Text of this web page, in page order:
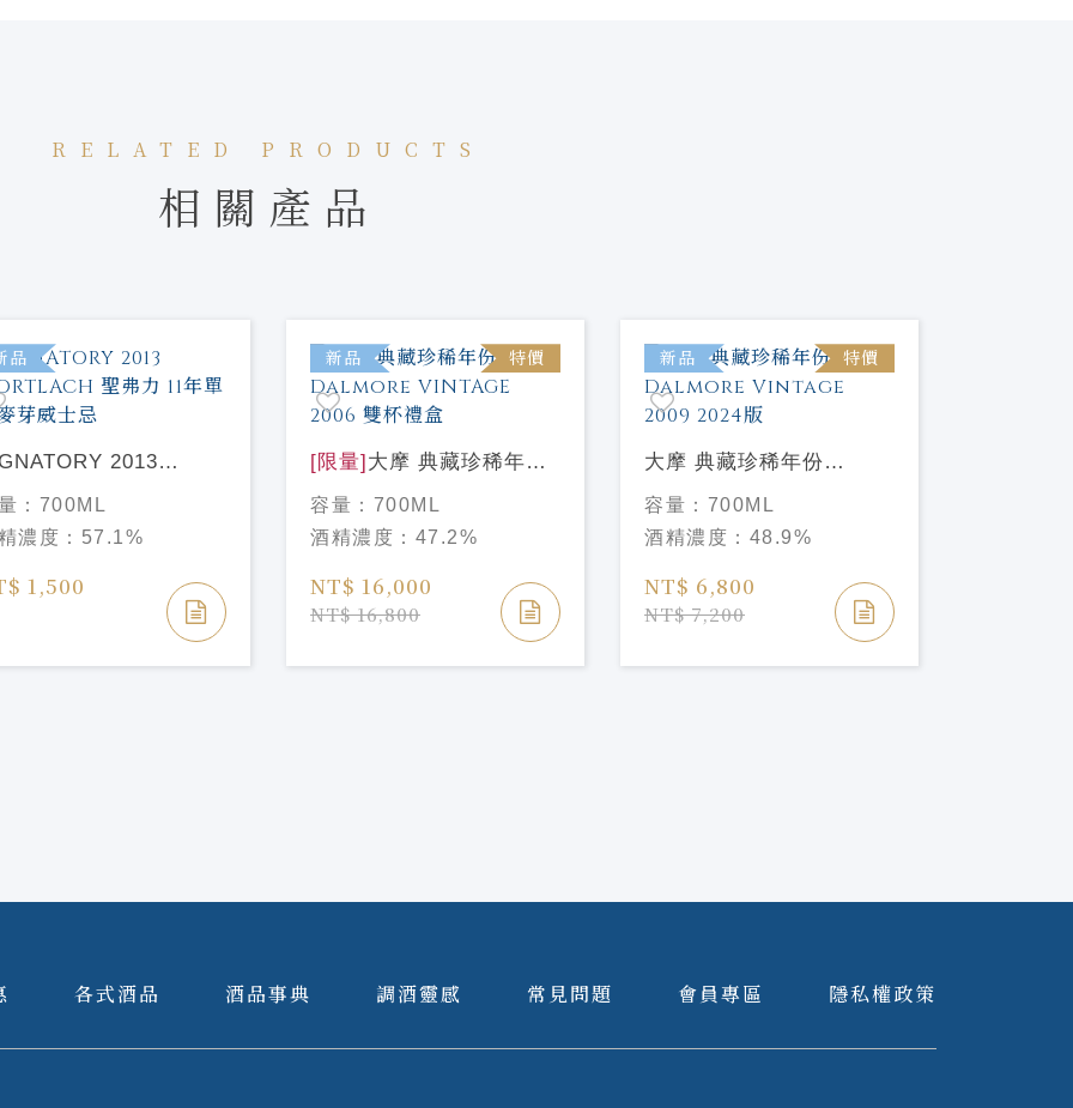
RELATED PRODUCTS
相關產品
品
2013
聖弗力 11年
麥芽威士忌
： 700ML
濃度： 57.1%
1,500
新品 特價
[限量] 大摩 典藏珍稀年份
Dalmore VINTAGE 2006
雙杯禮盒
容量： 700ML
酒精濃度： 47.2%
NT$ 16,000
NT$ 16,800
新品 特價
大摩 典藏珍稀年份
Dalmore Vintage 2009
2024版
容量： 700ML
酒精濃度： 48.9%
NT$ 6,800
NT$ 7,200
各式酒品 酒品事典 調酒靈感 常見問題 會員專區 隱私權政策